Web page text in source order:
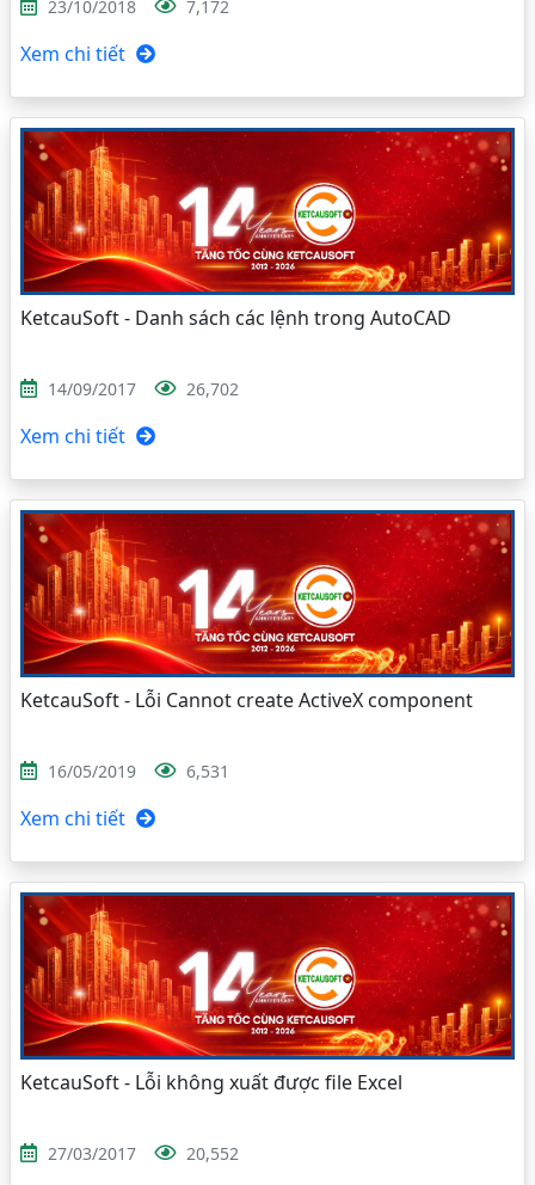
23/10/2018 7,172
Xem chi tiết
KetcauSoft - Danh sách các lệnh trong AutoCAD
14/09/2017 26,702
Xem chi tiết
KetcauSoft - Lỗi Cannot create ActiveX component
16/05/2019 6,531
Xem chi tiết
KetcauSoft - Lỗi không xuất được file Excel
27/03/2017 20,552